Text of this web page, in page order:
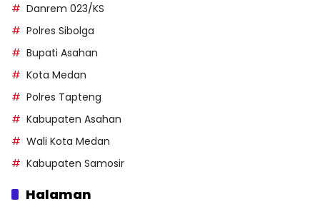
Danrem 023/KS
Polres Sibolga
Bupati Asahan
Kota Medan
Polres Tapteng
Kabupaten Asahan
Wali Kota Medan
Kabupaten Samosir
Halaman